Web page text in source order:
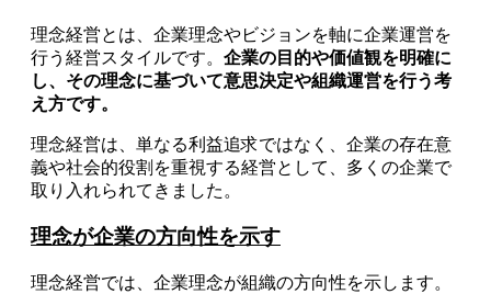
理念経営とは、企業理念やビジョンを軸に企業運営を
行う経営スタイルです。 企業の目的や価値観を明確に
し、その理念に基づいて意思決定や組織運営を行う考
え方です。
理念経営は、単なる利益追求ではなく、企業の存在意
義や社会的役割を重視する経営として、多くの企業で
取り入れられてきました。
理念が企業の方向性を示す
理念経営では、企業理念が組織の方向性を示します。